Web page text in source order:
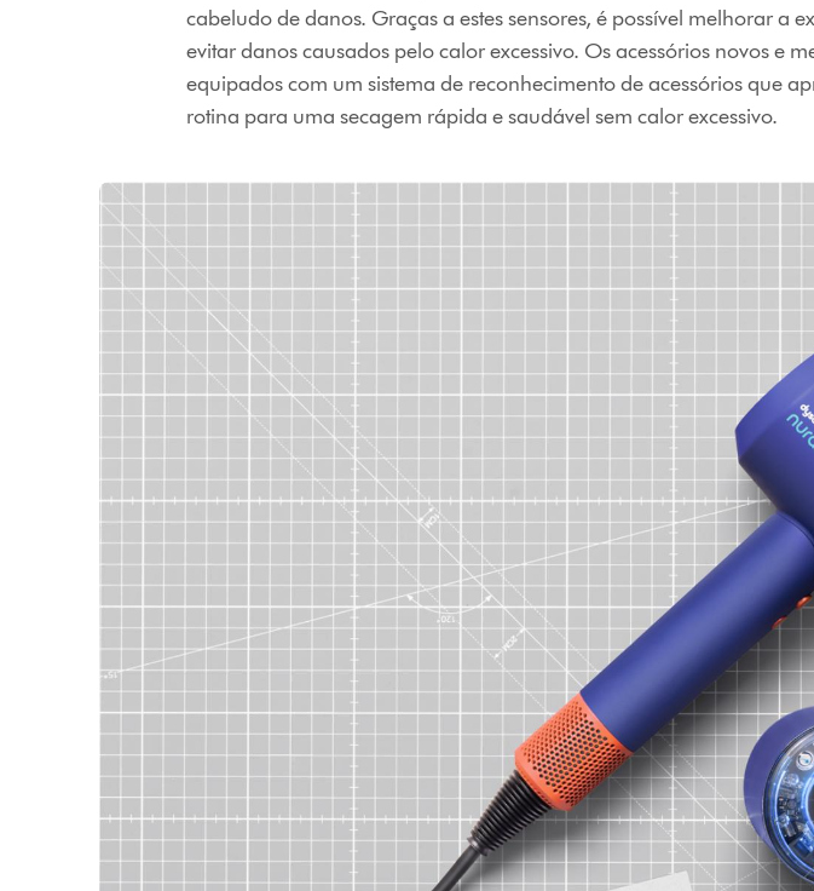
cabeludo de danos. Graças a estes sensores, é possível melhorar
evitar danos causados pelo calor excessivo. Os acessórios novos e
equipados com um sistema de reconhecimento de acessórios que
rotina para uma secagem rápida e saudável sem calor excessivo.